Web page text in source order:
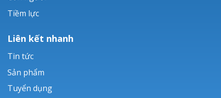
Tiềm lực
Liên kết nhanh
Tin tức
Sản phẩm
Tuyển dụng